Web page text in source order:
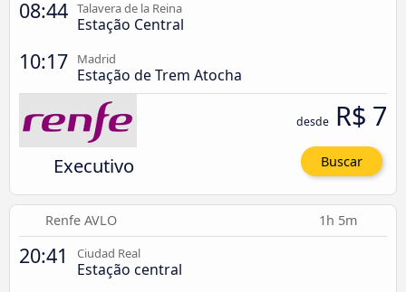
08:44 Talavera de la Reina
Estação Central
10:17 Madrid
Estação de Trem Atocha
Executivo
desde R$ 7
Buscar
Renfe AVLO 1h 5m
20:41 Ciudad Real
Estação central